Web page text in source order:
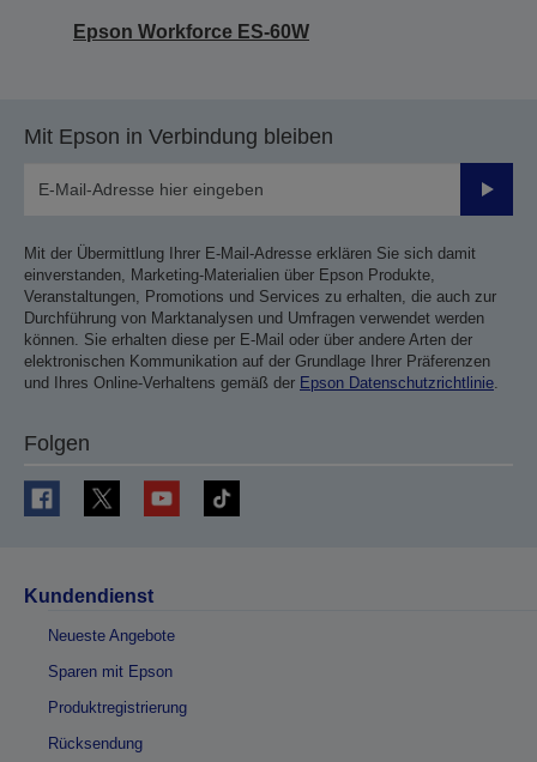
Epson Workforce ES-60W
Mit Epson in Verbindung bleiben
Mit der Übermittlung Ihrer E-Mail-Adresse erklären Sie sich damit
einverstanden, Marketing-Materialien über Epson Produkte,
Veranstaltungen, Promotions und Services zu erhalten, die auch zur
Durchführung von Marktanalysen und Umfragen verwendet werden
können. Sie erhalten diese per E-Mail oder über andere Arten der
elektronischen Kommunikation auf der Grundlage Ihrer Präferenzen
und Ihres Online-Verhaltens gemäß der Epson Datenschutzrichtlinie.
Folgen
Kundendienst
Neueste Angebote
Sparen mit Epson
Produktregistrierung
Rücksendung